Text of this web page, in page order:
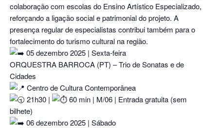
colaboração com escolas do Ensino Artístico Especializado,
reforçando a ligação social e patrimonial do projeto. A
presença regular de especialistas contribui também para o
fortalecimento do turismo cultural na região.
05 dezembro 2025 | Sexta-feira
ORQUESTRA BARROCA (PT) – Trio de Sonatas e de
Cidades
Centro de Cultura Contemporânea
21h30 |
60 min | M/06 | Entrada gratuita (sem
bilhete)
06 dezembro 2025 | Sábado